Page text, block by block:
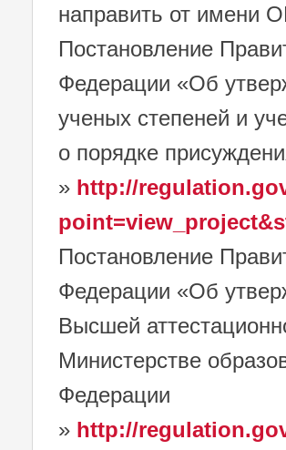
направить от имени
Постановление
Федерации «Об
ученых степеней и
о порядке
» http://
Постановление
Федерации «Об
Высшей
Министерстве
Федерации
» http://